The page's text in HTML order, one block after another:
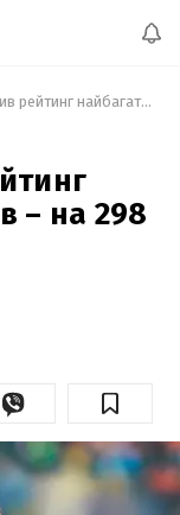
Bloomberg оновив рейтинг найбагатших: Ахметов – на 298 сходинці
– на 298